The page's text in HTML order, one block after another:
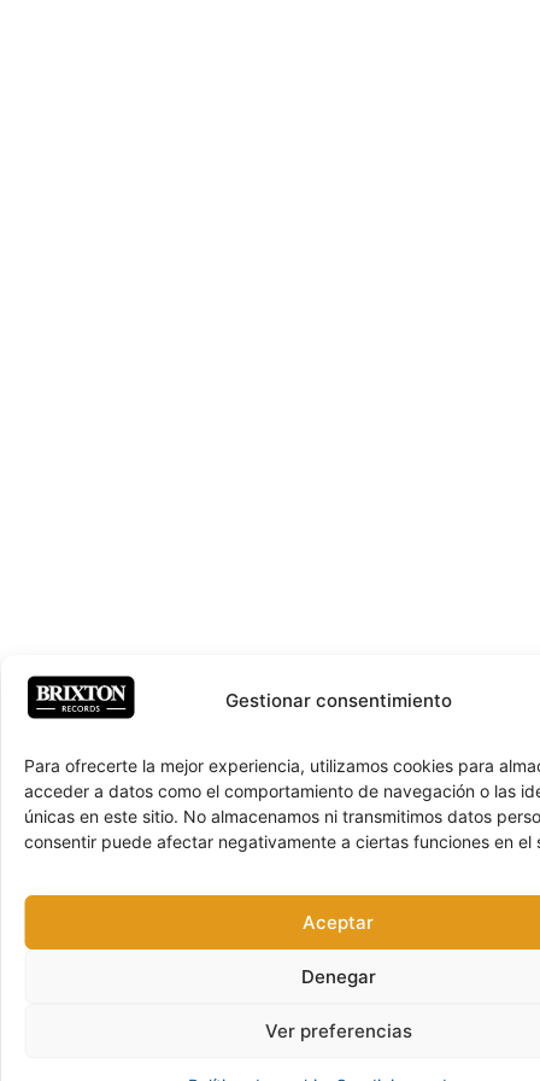
Gestionar consentimiento
Para ofrecerte la mejor experiencia, utilizamos cookies para
acceder a datos como el comportamiento de navegación o las
únicas en este sitio. No almacenamos ni transmitimos datos
consentir puede afectar negativamente a ciertas funciones en el
Aceptar
Denegar
Ver preferencias